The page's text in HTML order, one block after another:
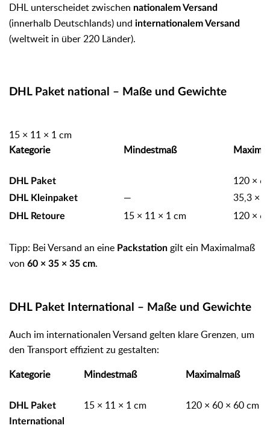
DHL unterscheidet zwischen nationalem Versand
(innerhalb Deutschlands) und internationalem Versand
(weltweit in über 220 Länder).
DHL Paket national – Maße und Gewichte
15 × 11 × 1 cm
Kategorie
Mindestmaß
DHL Paket 120 ×
DHL Kleinpaket — 35,3 ×
DHL Retoure 15 × 11 × 1 cm 120 ×
Tipp: Bei Versand an eine Packstation gilt ein Maximalmaß
von 60 × 35 × 35 cm.
DHL Paket International – Maße und Gewichte
Auch im internationalen Versand gelten klare Grenzen, um
den Transport effizient zu gestalten:
Kategorie
Mindestmaß Maximalmaß
DHL Paket
International
15 × 11 × 1 cm 120 × 60 × 60 cm